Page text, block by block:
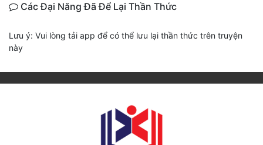
Các Đại Năng Đã Để Lại Thần Thức
Lưu ý: Vui lòng tải app để có thể lưu lại thần thức trên truyện
này